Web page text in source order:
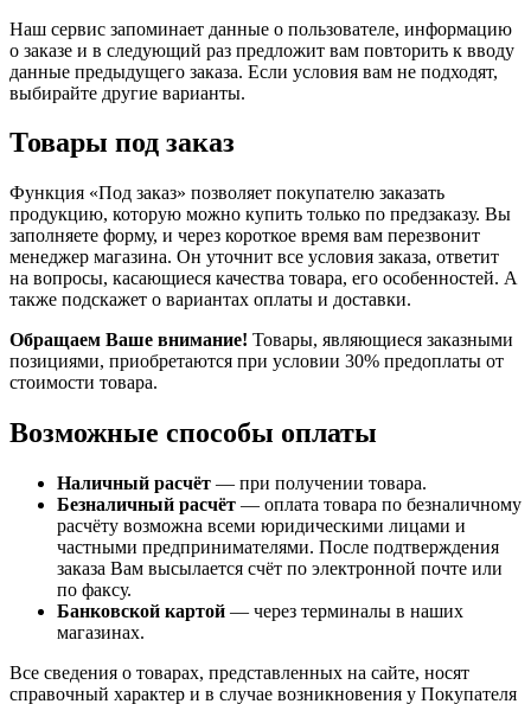
Наш сервис запоминает данные о пользователе, информацию
о заказе и в следующий раз предложит вам повторить к вводу
данные предыдущего заказа. Если условия вам не подходят,
выбирайте другие варианты.
Товары под заказ
Функция «Под заказ» позволяет покупателю заказать
продукцию, которую можно купить только по предзаказу. Вы
заполняете форму, и через короткое время вам перезвонит
менеджер магазина. Он уточнит все условия заказа, ответит
на вопросы, касающиеся качества товара, его особенностей. А
также подскажет о вариантах оплаты и доставки.
Обращаем Ваше внимание! Товары, являющиеся заказными
позициями, приобретаются при условии 30% предоплаты от
стоимости товара.
Возможные способы оплаты
Наличный расчёт — при получении товара.
Безналичный расчёт — оплата товара по безналичному
расчёту возможна всеми юридическими лицами и
частными предпринимателями. После подтверждения
заказа Вам высылается счёт по электронной почте или
по факсу.
Банковской картой — через терминалы в наших
магазинах.
Все сведения о товарах, представленных на сайте, носят
справочный характер и в случае возникновения у Покупателя